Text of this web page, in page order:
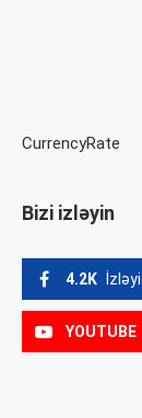
CurrencyRate
Bizi izləyin
4.2K
YOUTUBE